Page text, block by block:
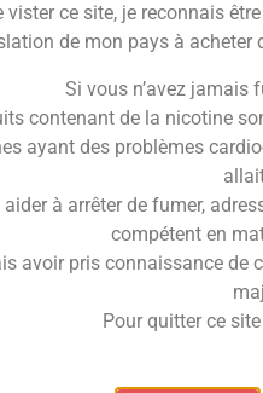
de rechange pour
Trusted Shops Reviews
sur le
vister ce site, je reconnais
de mon pays à acheter
Si vous n’avez jamais
contenant de la nicotine
ayant des problèmes
à arrêter de fumer,
compétent en
avoir pris connaissance de
Pour quitter ce